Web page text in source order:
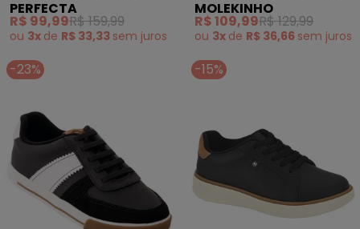
PERFECTA
R$ 99,99R$ 159,99
ou 3x de R$ 33,33 sem juros
MOLEKINHO
R$ 109,99R$ 129,99
ou 3x de R$ 36,66 sem juros
-23% -15%